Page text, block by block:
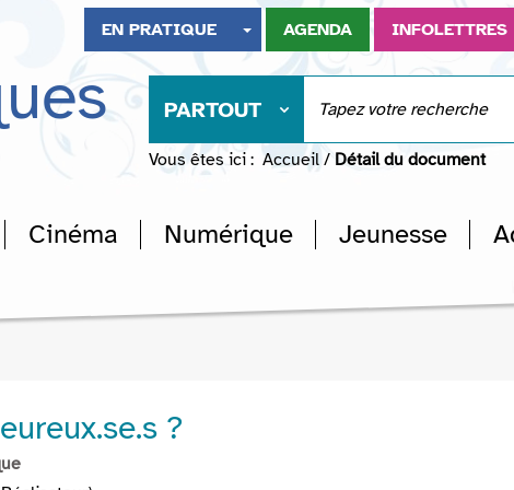
EN PRATIQUE AGENDA INFOLETTRES
PARTOUT
Vous êtes ici : Accueil / Détail du document
Cinéma Numérique Jeunesse
?